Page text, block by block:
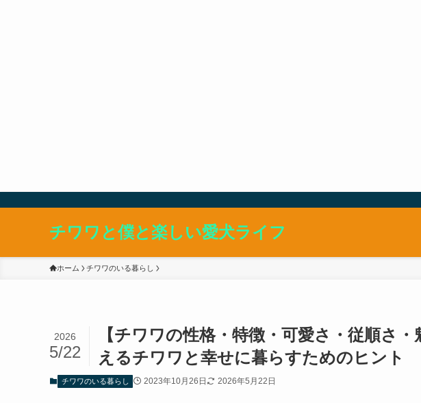
チワワと僕と楽しい愛犬ライフ
ホーム チワワのいる暮らし
【チワワの性格・特徴・可愛さ・従順さ
えるチワワと幸せに暮らすためのヒント
2026
5/22
チワワのいる暮らし 2023年10月26日 2026年5月22日